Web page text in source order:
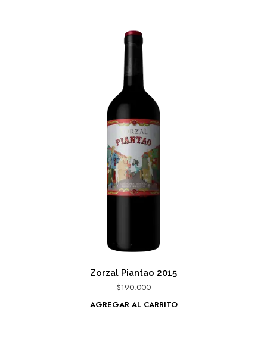
Zorzal Piantao 2015
$190.000
AGREGAR AL CARRITO